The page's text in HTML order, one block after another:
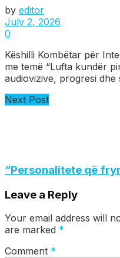
by editor
July 2, 2026
0
Këshilli Kombëtar për
me temë “Lufta kundër
audiovizive, progresi dhe
Next Post
“Personalitete që
Leave a Reply
Your email address will
are marked *
Comment *